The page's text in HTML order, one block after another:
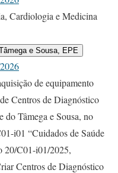
Cardiologia e Medicina
e Sousa, EPE
de equipamento
Centros de Diagnóstico
do Tâmega e Sousa, no
i01 “Cuidados de Saúde
20/C01-i01/2025,
Centros de Diagnóstico